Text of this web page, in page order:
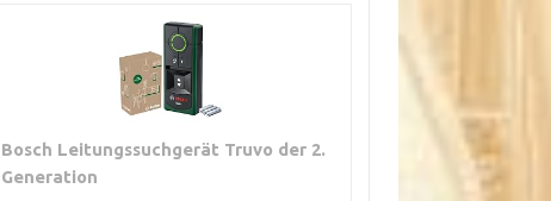
Bosch Leitungssuchgerät Truvo der 2.
Generation